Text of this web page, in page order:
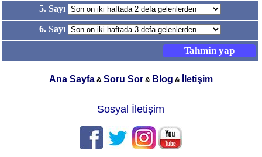
5. Sayı
6. Sayı
Ana Sayfa& Soru Sor& Blog & İletişim
Sosyal İletişim